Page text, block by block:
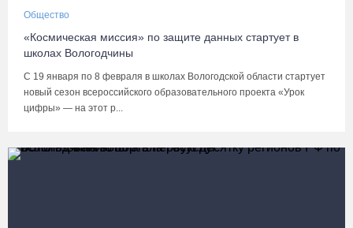
Общество
«Космическая миссия» по защите данных стартует в
школах Вологодчины
С 19 января по 8 февраля в школах Вологодской области стартует
новый сезон всероссийского образовательного проекта «Урок
цифры» — на этот р...